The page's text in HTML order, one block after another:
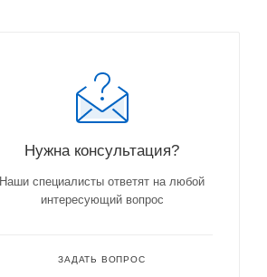
Нужна консультация?
Наши специалисты ответят на любой
интересующий вопрос
ЗАДАТЬ ВОПРОС